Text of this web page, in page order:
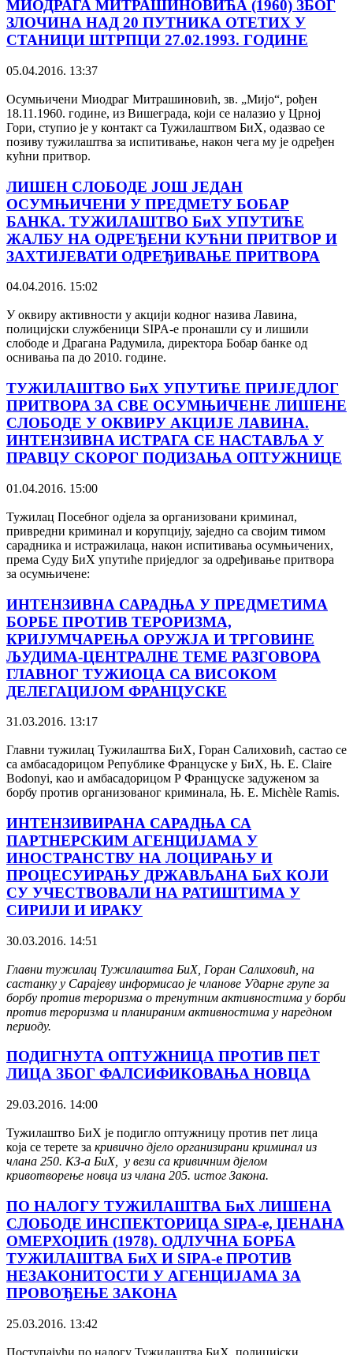
МИОДРАГА МИТРАШИНОВИЋА (1960) ЗБОГ
ЗЛОЧИНА НАД 20 ПУТНИКА ОТЕТИХ У
СТАНИЦИ ШТРПЦИ 27.02.1993. ГОДИНЕ
05.04.2016. 13:37
Осумњичени Миодраг Митрашиновић, зв. „Мијо“, рођен
18.11.1960. године, из Вишеграда, који се налазио у Црној
Гори, ступио је у контакт са Тужилаштвом БиХ, одазвао се
позиву тужилаштва за испитивање, након чега му је одређен
кућни притвор.
ЛИШЕН СЛОБОДЕ ЈОШ ЈЕДАН
ОСУМЊИЧЕНИ У ПРЕДМЕТУ БОБАР
БАНКА. ТУЖИЛАШТВО БиХ УПУТИЋЕ
ЖАЛБУ НА ОДРЕЂЕНИ КУЋНИ ПРИТВОР И
ЗАХТИЈЕВАТИ ОДРЕЂИВАЊЕ ПРИТВОРА
04.04.2016. 15:02
У оквиру активности у акцији кодног назива Лавина,
полицијски службеници SIPA-е пронашли су и лишили
слободе и Драгана Радумила, директора Бобар банке од
оснивања па до 2010. године.
ТУЖИЛАШТВО БиХ УПУТИЋЕ ПРИЈЕДЛОГ
ПРИТВОРА ЗА СВЕ ОСУМЊИЧЕНЕ ЛИШЕНЕ
СЛОБОДЕ У ОКВИРУ АКЦИЈЕ ЛАВИНА.
ИНТЕНЗИВНА ИСТРАГА СЕ НАСТАВЉА У
ПРАВЦУ СКОРОГ ПОДИЗАЊА ОПТУЖНИЦЕ
01.04.2016. 15:00
Тужилац Посебног одјела за организовани криминал,
привредни криминал и корупцију, заједно са својим тимом
сарадника и истражилаца, након испитивања осумњичених,
према Суду БиХ упутиће приједлог за одређивање притвора
за осумњичене:
ИНТЕНЗИВНА САРАДЊА У ПРЕДМЕТИМА
БОРБЕ ПРОТИВ ТЕРОРИЗМА,
КРИЈУМЧАРЕЊА ОРУЖЈА И ТРГОВИНЕ
ЉУДИМА-ЦЕНТРАЛНЕ ТЕМЕ РАЗГОВОРА
ГЛАВНОГ ТУЖИОЦА СА ВИСОКОМ
ДЕЛЕГАЦИЈОМ ФРАНЦУСКЕ
31.03.2016. 13:17
Главни тужилац Тужилаштва БиХ, Горан Салиховић, састао се
са амбасадорицом Републике Француске у БиХ, Њ. Е. Claire
Bodonyi, као и амбасадорицом Р Француске задуженом за
борбу против организованог криминала, Њ. Е. Michèle Ramis.
ИНТЕНЗИВИРАНА САРАДЊА СА
ПАРТНЕРСКИМ АГЕНЦИЈАМА У
ИНОСТРАНСТВУ НА ЛОЦИРАЊУ И
ПРОЦЕСУИРАЊУ ДРЖАВЉАНА БиХ КОЈИ
СУ УЧЕСТВОВАЛИ НА РАТИШТИМА У
СИРИЈИ И ИРАКУ
30.03.2016. 14:51
Главни тужилац Тужилаштва БиХ, Горан Салиховић, на
састанку у Сарајеву информисао је чланове Ударне групе за
борбу против тероризма о тренутним активностима у борби
против тероризма и планираним активностима у наредном
периоду.
ПОДИГНУТА ОПТУЖНИЦА ПРОТИВ ПЕТ
ЛИЦА ЗБОГ ФАЛСИФИКОВАЊА НОВЦА
29.03.2016. 14:00
Тужилаштво БиХ је подигло оптужницу против пет лица
која се терете за кривично дјело организирани криминал из
члана 250. КЗ-а БиХ, у вези са кривичним дјелом
кривотворење новца из члана 205. истог Закона.
ПО НАЛОГУ ТУЖИЛАШТВА БиХ ЛИШЕНА
СЛОБОДЕ ИНСПЕКТОРИЦА SIPA-е, ЏЕНАНА
ОМЕРХОЏИЋ (1978). ОДЛУЧНА БОРБА
ТУЖИЛАШТВА БиХ И SIPA-е ПРОТИВ
НЕЗАКОНИТОСТИ У АГЕНЦИЈАМА ЗА
ПРОВОЂЕЊЕ ЗАКОНА
25.03.2016. 13:42
Поступајући по налогу Тужилаштва БиХ, полицијски